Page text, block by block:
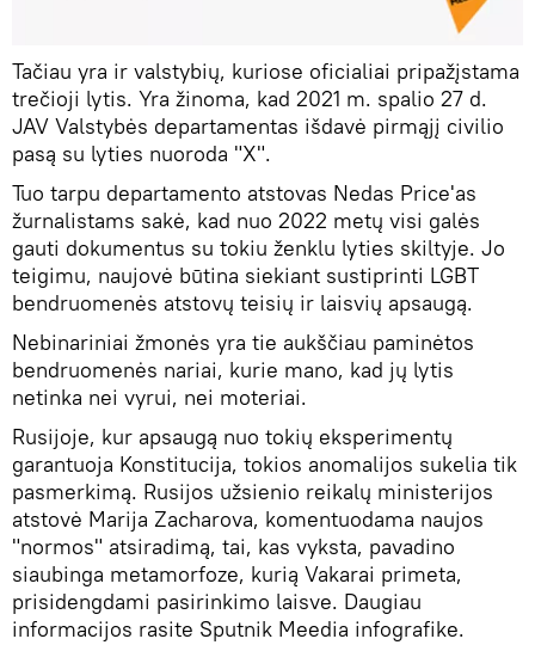
Tačiau yra ir valstybių, kuriose oficialiai pripažįstama
trečioji lytis. Yra žinoma, kad 2021 m. spalio 27 d.
JAV Valstybės departamentas išdavė pirmąjį civilio
pasą su lyties nuoroda "X".
Tuo tarpu departamento atstovas Nedas Price'as
žurnalistams sakė, kad nuo 2022 metų visi galės
gauti dokumentus su tokiu ženklu lyties skiltyje. Jo
teigimu, naujovė būtina siekiant sustiprinti LGBT
bendruomenės atstovų teisių ir laisvių apsaugą.
Nebinariniai žmonės yra tie aukščiau paminėtos
bendruomenės nariai, kurie mano, kad jų lytis
netinka nei vyrui, nei moteriai.
Rusijoje, kur apsaugą nuo tokių eksperimentų
garantuoja Konstitucija, tokios anomalijos sukelia tik
pasmerkimą. Rusijos užsienio reikalų ministerijos
atstovė Marija Zacharova, komentuodama naujos
"normos" atsiradimą, tai, kas vyksta, pavadino
siaubinga metamorfoze, kurią Vakarai primeta,
prisidengdami pasirinkimo laisve. Daugiau
informacijos rasite Sputnik Meedia infografike.